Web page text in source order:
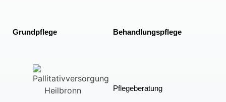
Grundpflege Behandlungspflege
Pflegeberatung